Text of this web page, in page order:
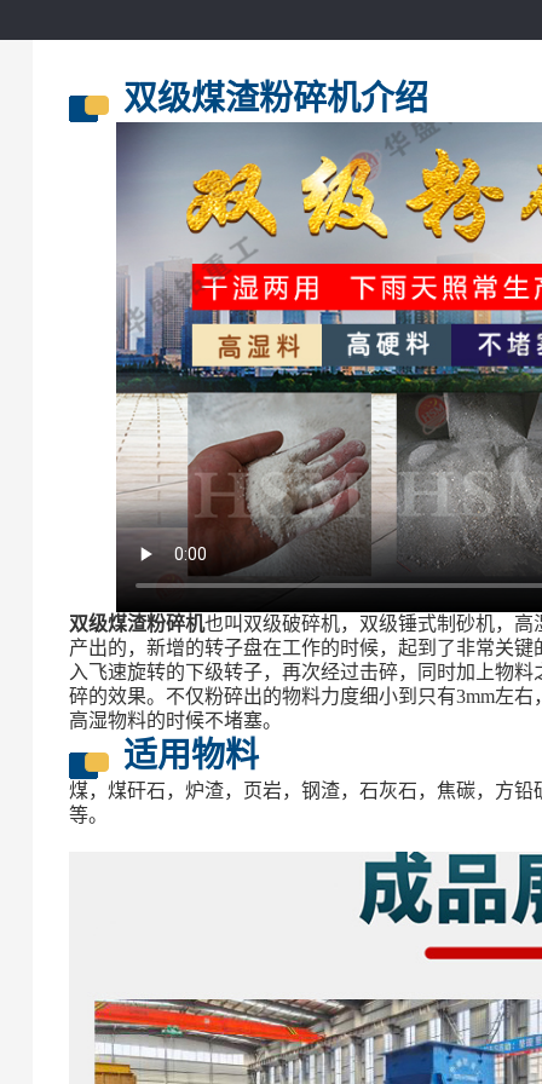
双级煤渣粉碎机介绍
双级煤渣粉碎机也叫双级破碎机，双级锤式制砂机，
产出的，新增的转子盘在工作的时候，起到了非常关
入飞速旋转的下级转子，再次经过击碎，同时加上物
碎的效果。不仅粉碎出的物料力度细小到只有3mm左
高湿物料的时候不堵塞。
适用物料
煤，煤矸石，炉渣，页岩，钢渣，石灰石，焦碳，方
等。